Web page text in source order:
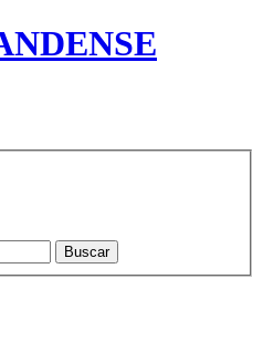
Buscar